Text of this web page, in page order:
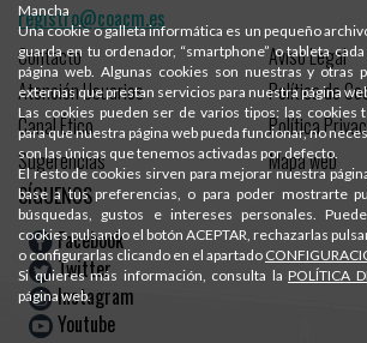
registro@coacm.es
Contacto
Atención Usuarios
Canal Ético
Sugerencias
Aviso Legal
Política de
Política
Mapa web
SÍGUENOS
Facebook
Twitter
Instagram
Youtube
Mancha
Una cookie o galleta informática es un pequeño
guarda en tu ordenador, “smartphone” o tableta
página web. Algunas cookies son nuestras y otras
externas que prestan servicios para nuestra página
Las cookies pueden ser de varios tipos: las cookies
para que nuestra página web pueda funcionar, no
son las únicas que tenemos activadas por defecto.
El resto de cookies sirven para mejorar nuestra
base a tus preferencias, o para poder mostrarte
búsquedas, gustos e intereses personales.
cookies pulsando el botón ACEPTAR, rechazarlas
o configurarlas clicando en el apartado
Si quieres más información, consulta la POLÍTICA
página web.